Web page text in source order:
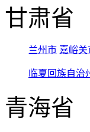
甘肃省
兰州市 嘉峪关
临夏回族自治
青海省